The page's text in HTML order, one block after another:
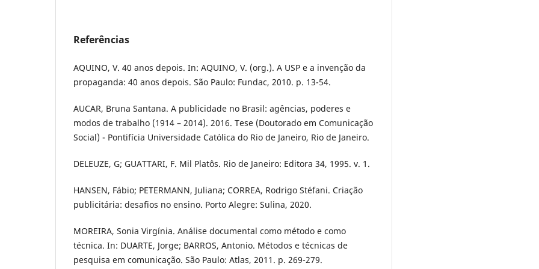
Referências
AQUINO, V. 40 anos depois. In: AQUINO, V. (org.). A USP e a invenção da
propaganda: 40 anos depois. São Paulo: Fundac, 2010. p. 13-54.
AUCAR, Bruna Santana. A publicidade no Brasil: agências, poderes e
modos de trabalho (1914 – 2014). 2016. Tese (Doutorado em Comunicação
Social) - Pontifícia Universidade Católica do Rio de Janeiro, Rio de Janeiro.
DELEUZE, G; GUATTARI, F. Mil Platôs. Rio de Janeiro: Editora 34, 1995. v. 1.
HANSEN, Fábio; PETERMANN, Juliana; CORREA, Rodrigo Stéfani. Criação
publicitária: desafios no ensino. Porto Alegre: Sulina, 2020.
MOREIRA, Sonia Virgínia. Análise documental como método e como
técnica. In: DUARTE, Jorge; BARROS, Antonio. Métodos e técnicas de
pesquisa em comunicação. São Paulo: Atlas, 2011. p. 269-279.